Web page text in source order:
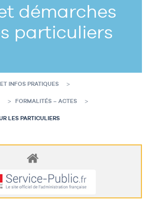
démarches
particuliers
INFOS PRATIQUES
FORMALITÉS – ACTES
LES PARTICULIERS